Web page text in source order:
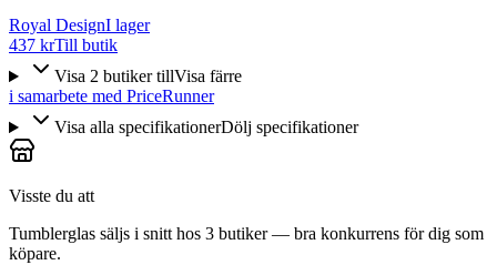
Royal DesignI lager
437 krTill butik
Visa 2 butiker tillVisa färre
i samarbete med PriceRunner
Visa alla specifikationerDölj specifikationer
Visste du att
Tumblerglas säljs i snitt hos 3 butiker — bra konkurrens för dig som
köpare.